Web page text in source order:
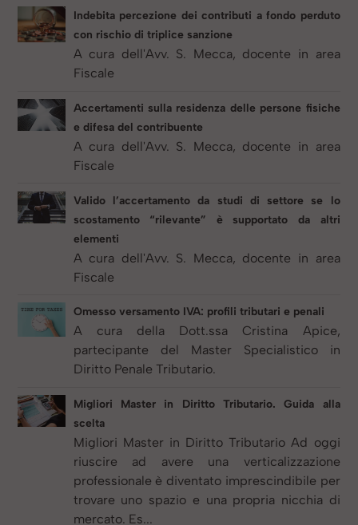
Indebita percezione dei contributi a fondo perduto
con rischio di triplice sanzione
A cura dell'Avv. S. Mecca, docente in area
Fiscale
Accertamenti sulla residenza delle persone fisiche
e difesa del contribuente
A cura dell'Avv. S. Mecca, docente in area
Fiscale
Valido l’accertamento da studi di settore se lo
scostamento “rilevante” è supportato da altri
elementi
A cura dell'Avv. S. Mecca, docente in area
Fiscale
Omesso versamento IVA: profili tributari e penali
A cura della Dott.ssa Cristina Apice,
partecipante del Master Specialistico in
Diritto Penale Tributario.
Migliori Master in Diritto Tributario. Guida alla
scelta
Migliori Master in Diritto Tributario Ad oggi
riuscire ad avere una verticalizzazione
professionale è diventato imprescindibile per
trovare uno spazio e una propria nicchia di
mercato. Es...